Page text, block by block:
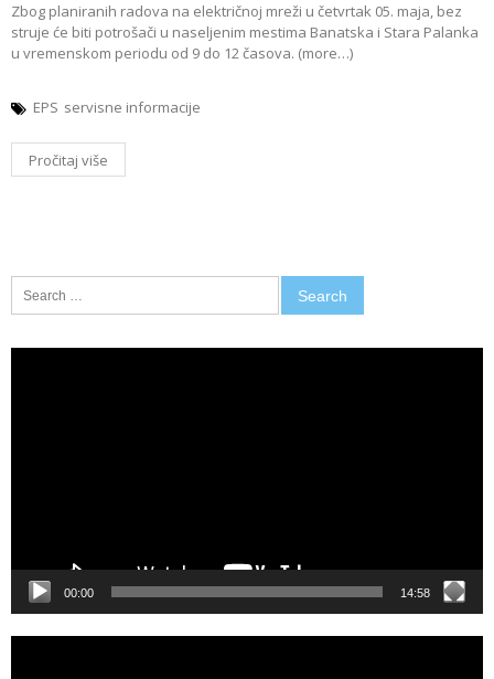
Zbog planiranih radova na električnoj mreži u četvrtak 05. maja, bez
struje će biti potrošači u naseljenim mestima Banatska i Stara Palanka
u vremenskom periodu od 9 do 12 časova. (more…)
EPS servisne informacije
Pročitaj više
for:
00:00 14:58